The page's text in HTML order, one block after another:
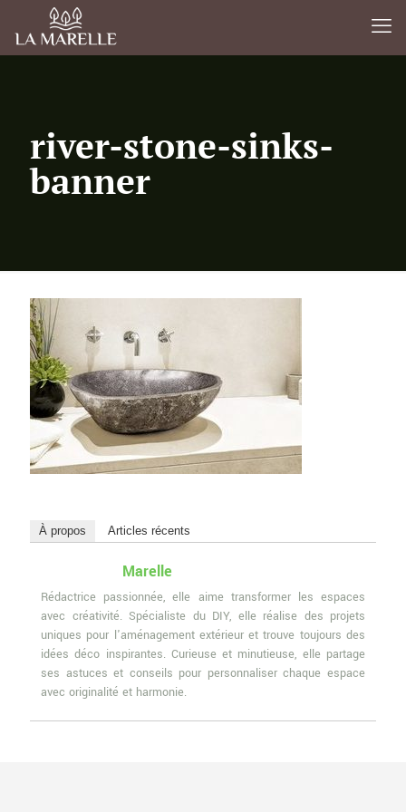
river-stone-sinks-
banner
À propos Articles récents
Marelle
Rédactrice passionnée, elle aime transformer les espaces
avec créativité. Spécialiste du DIY, elle réalise des projets
uniques pour l'aménagement extérieur et trouve toujours des
idées déco inspirantes. Curieuse et minutieuse, elle partage
ses astuces et conseils pour personnaliser chaque espace
avec originalité et harmonie.